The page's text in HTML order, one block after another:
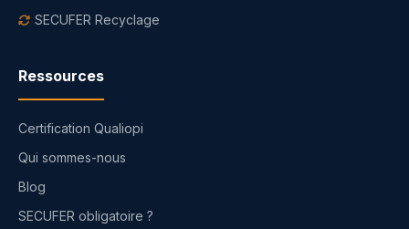
SECUFER Recyclage
Ressources
Certification Qualiopi
Qui sommes-nous
Blog
SECUFER obligatoire ?